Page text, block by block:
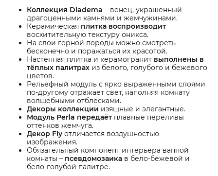
Коллекция Diadema – венец, украшенный
драгоценными камнями и жемчужинами.
Керамическая плитка воспроизводит
восхитительную текстуру оникса.
На слои горной породы можно смотреть
бесконечно и поражаться их красотой.
Настенная плитка и керамогранит выполнены в
тёплых палитрах из белого, голубого и бежевого
цветов.
Рельефный модуль с ярко выраженными слоями
по-другому отражает свет, наполняя комнату
волшебными отблесками.
Декоры коллекции изящные и элегантные.
Модуль Perla передаёт плавные переливы
оттенков жемчуга.
Декор Fly отличается воздушностью
изображения.
Обязательный компонент интерьера ванной
комнаты – псевдомозаика в бело-бежевой и
бело-голубой палитре.